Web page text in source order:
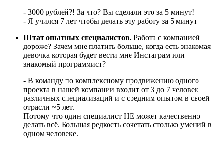
- 3000 рублей?! За что? Вы сделали это за 5 минут!
- Я учился 7 лет чтобы делать эту работу за 5 минут
Штат опытных специалистов. Работа с компанией
дороже? Зачем мне платить больше, когда есть знакомая
девочка которая будет вести мне Инстаграм или
знакомый программист?
- В команду по комплексному продвижению одного
проекта в нашей компании входит от 3 до 7 человек
различных специализаций и с средним опытом в своей
отрасли ~5 лет.
Потому что один специалист НЕ может качественно
делать всё. Большая редкость сочетать столько умений в
одном человеке.